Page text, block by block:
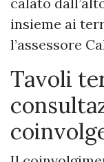
insieme ai
l’assessore
Tavoli